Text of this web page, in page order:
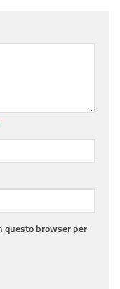
questo browser per